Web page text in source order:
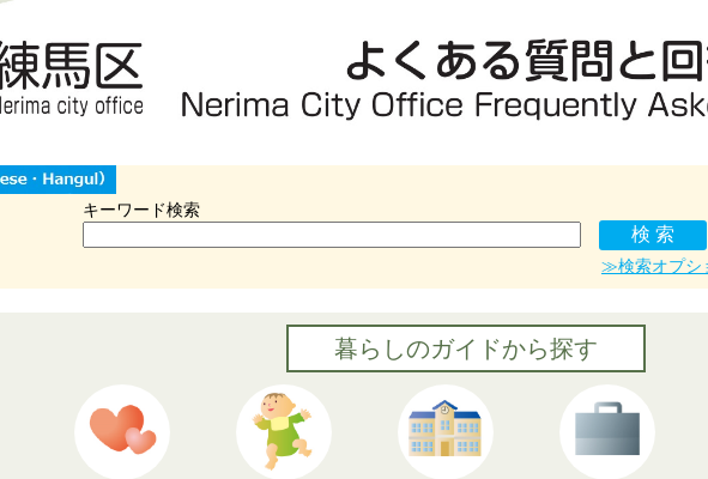
キーワード検索
≫検索オプシ
暮らしのガイドから探す